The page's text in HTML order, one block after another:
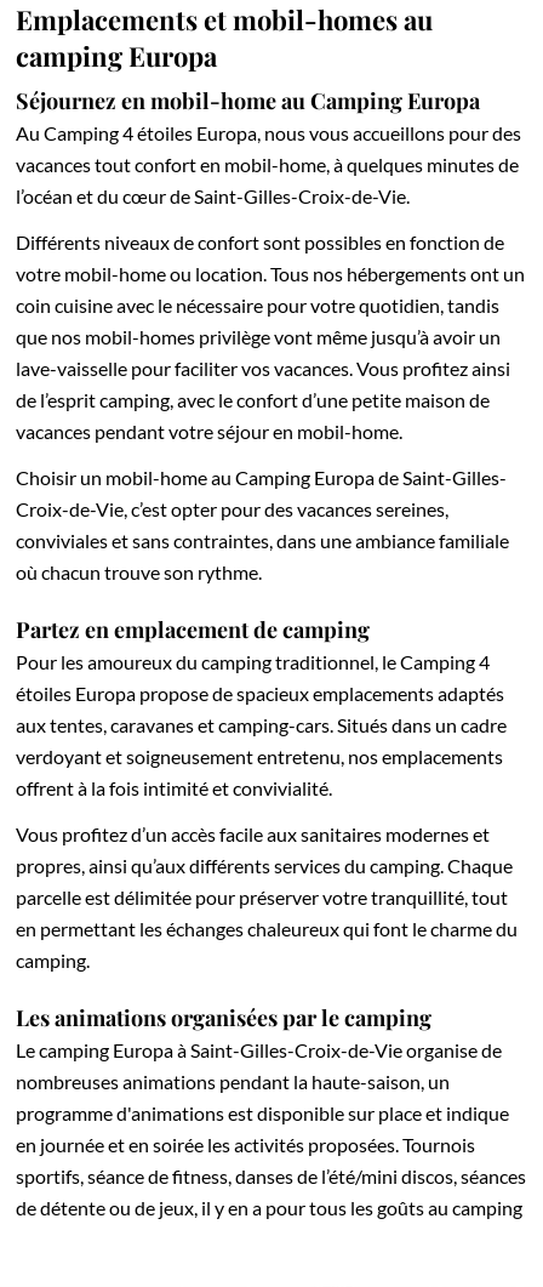
Emplacements et mobil-homes au
camping Europa
Séjournez en mobil-home au Camping Europa
Au Camping 4 étoiles Europa, nous vous accueillons pour des
vacances tout confort en mobil-home, à quelques minutes de
l’océan et du cœur de Saint-Gilles-Croix-de-Vie.
Différents niveaux de confort sont possibles en fonction de
votre mobil-home ou location. Tous nos hébergements ont un
coin cuisine avec le nécessaire pour votre quotidien, tandis
que nos mobil-homes privilège vont même jusqu’à avoir un
lave-vaisselle pour faciliter vos vacances. Vous profitez ainsi
de l’esprit camping, avec le confort d’une petite maison de
vacances pendant votre séjour en mobil-home.
Choisir un mobil-home au Camping Europa de Saint-Gilles-
Croix-de-Vie, c’est opter pour des vacances sereines,
conviviales et sans contraintes, dans une ambiance familiale
où chacun trouve son rythme.
Partez en emplacement de camping
Pour les amoureux du camping traditionnel, le Camping 4
étoiles Europa propose de spacieux emplacements adaptés
aux tentes, caravanes et camping-cars. Situés dans un cadre
verdoyant et soigneusement entretenu, nos emplacements
offrent à la fois intimité et convivialité.
Vous profitez d’un accès facile aux sanitaires modernes et
propres, ainsi qu’aux différents services du camping. Chaque
parcelle est délimitée pour préserver votre tranquillité, tout
en permettant les échanges chaleureux qui font le charme du
camping.
Les animations organisées par le camping
Le camping Europa à Saint-Gilles-Croix-de-Vie organise de
nombreuses animations pendant la haute-saison, un
programme d'animations est disponible sur place et indique
en journée et en soirée les activités proposées. Tournois
sportifs, séance de fitness, danses de l’été/mini discos, séances
de détente ou de jeux, il y en a pour tous les goûts au camping